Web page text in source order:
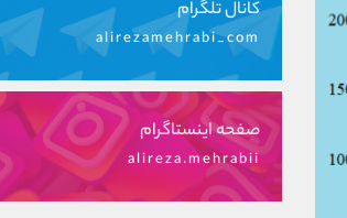
کانال تلگرام
alirezamehrabi_com
صفحه اینستاگرام
alireza.mehrabii